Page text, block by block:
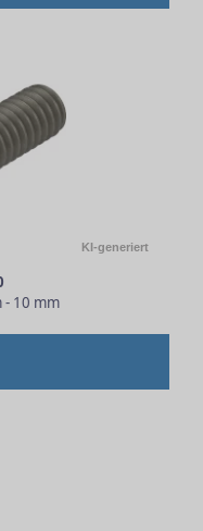
KI-generiert
- 10 mm